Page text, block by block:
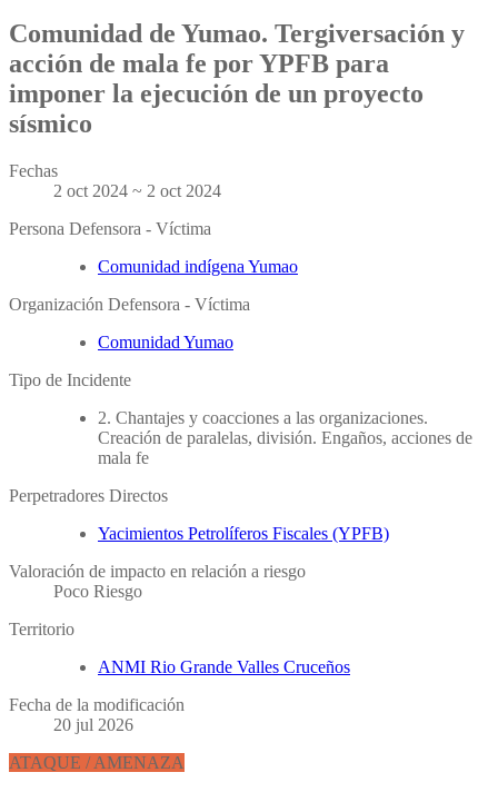
Comunidad de Yumao. Tergiversación y
acción de mala fe por YPFB para
imponer la ejecución de un proyecto
sísmico
Fechas
2 oct 2024 ~ 2 oct 2024
Persona Defensora - Víctima
Comunidad indígena Yumao
Organización Defensora - Víctima
Comunidad Yumao
Tipo de Incidente
2. Chantajes y coacciones a las organizaciones.
Creación de paralelas, división. Engaños, acciones de
mala fe
Perpetradores Directos
Yacimientos Petrolíferos Fiscales (YPFB)
Valoración de impacto en relación a riesgo
Poco Riesgo
Territorio
ANMI Rio Grande Valles Cruceños
Fecha de la modificación
20 jul 2026
ATAQUE / AMENAZA